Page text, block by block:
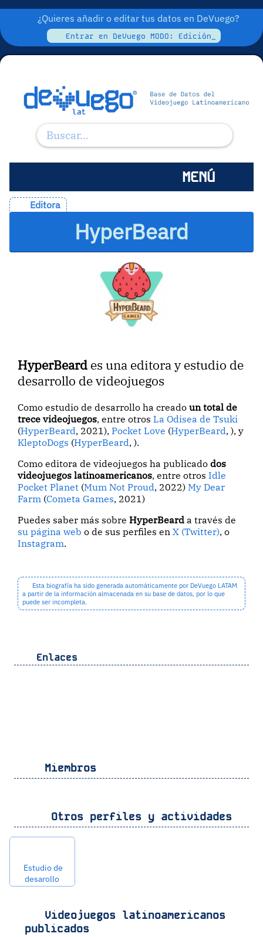
¿Quieres añadir o editar tus datos en DeVuego?
Entrar en DeVuego MODO: Edición_
MENÚ
Editora
HyperBeard
HyperBeard es una editora y estudio de
desarrollo de videojuegos
Como estudio de desarrollo ha creadoun total de
trece videojuegos, entre otrosLa Odisea de Tsuki
(HyperBeard, 2021),Pocket Love (HyperBeard, ), y
KleptoDogs (HyperBeard, ).
Como editora de videojuegos ha publicadodos
videojuegos latinoamericanos, entre otrosIdle
Pocket Planet (Mum Not Proud, 2022)My Dear
Farm (Cometa Games, 2021)
Puedes saber más sobreHyperBeard a través de
su página web o de sus perfiles enX (Twitter), o
Instagram.
Esta biografía ha sido generada automáticamente por DeVuego LATAM
a partir de la información almacenada en su base de datos, por lo que
puede ser incompleta.
Enlaces
Miembros
Otros perfiles y actividades
Estudio de
desarollo
Videojuegos latinoamericanos
publicados